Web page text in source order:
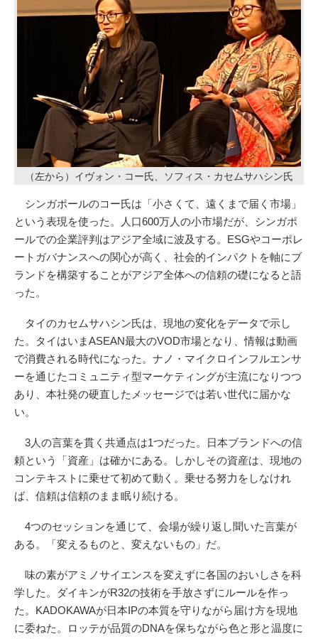
（左から）イヴォン・コー氏、ソフィス・カセムサハシン氏
シンガポールのコー氏は「小さくて、遠くまで届く市場」
という表現を使った。人口600万人の小市場だが、シンガポ
ールでの企業評判はアジア全域に波及する。ESGやコーポレ
ートガバナンスへの関心が高く、社会的インパクトを軸にブ
ランドを構築することがアジア全体への信頼の礎になると語
った。
タイのカセムサハシン氏は、現地の変化をデータで示し
た。タイはいまASEAN最大のVOD市場となり、情報は動画
で消費される時代になった。ナノ・マイクロインフルエンサ
ーを通じたコミュニティ型マーケティングが主流になりつつ
あり、本社発の硬直したメッセージでは若い世代に届かな
い。
3人の言葉を貫く共通点は1つだった。日本ブランドへの信
頼という「資産」は確かにある。しかしその資産は、現地の
コンテキストに乗せて初めて動く。乗せる努力をしなけれ
ば、信頼は信頼のまま眠り続ける。
4つのセッションを通じて、会場が繰り返し聞いた言葉が
ある。「変えるものと、変えないもの」だ。
味の素がアミノサイエンスを変えずに各国のおいしさを科
学した。ダイキンがR32の技術を手放さずにルールを作っ
た。KADOKAWAが日本IPの本質を守りながら届け方を現地
に委ねた。ロッテが品質のDNAを保ちながら色と形と温度に